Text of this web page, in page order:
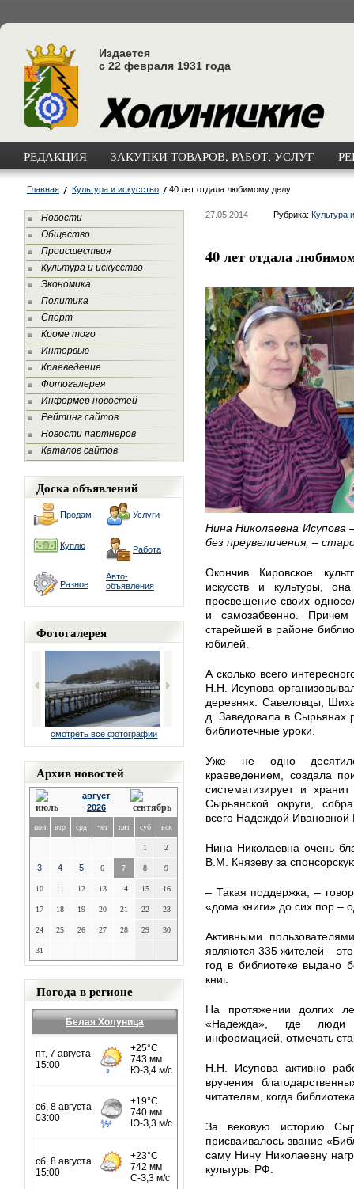
Издается
с 22 февраля 1931 года
РЕДАКЦИЯ ЗАКУПКИ ТОВАРОВ, РАБОТ, УСЛУГ
Главная Культура и искусство 40 лет отдала любимому делу
Новости
Общество
Происшествия
Культура и искусство
Экономика
Политика
Спорт
Кроме того
Интервью
Краеведение
Фотогалерея
Информер новостей
Рейтинг сайтов
Новости партнеров
Каталог сайтов
Доска объявлений
Продам Услуги
Куплю Работа
Разное
Авто-
объявления
Фотогалерея
смотреть все фотографии
Архив новостей
август
2026
пон втр срд чет пят суб вск
1 2
3 4 5 6 7 8 9
10 11 12 13 14 15 16
17 18 19 20 21 22 23
24 25 26 27 28 29 30
31
Погода в регионе
Белая Холуница
27.05.2014 Рубрика: Культура
40 лет отдала
Нина Николаевна Исупова
без преувеличения, –
Окончив Кировское
искусств и культуры,
просвещение своих
и самозабвенно.
старейшей в районе
юбилей.
А сколько всего
Н.Н. Исупова
деревнях: Савеловцы,
д. Заведовала в Сырьянах
библиотечные уроки.
Уже не одно
краеведением, создала
систематизирует и
Сырьянской округи,
всего Надеждой
Нина Николаевна очень
В.М. Князеву за
– Такая поддержка, –
«дома книги» до сих пор –
Активными
являются 335 жителей –
год в библиотеке выдано
книг.
На протяжении долгих
«Надежда», где люди
информацией, отмечать
Н.Н. Исупова активно
вручения
читателям, когда
За вековую историю
присваивалось звание
саму Нину Николаевну
культуры РФ.